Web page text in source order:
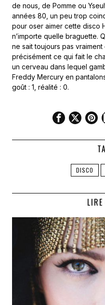
de nous, de Pomme ou
années 80, un peu trop
pour oser aimer cette disco
n’importe quelle braguette.
ne sait toujours pas vraiment
précisément ce qui fait le
un cerveau dans lequel
Freddy Mercury en
goût : 1, réalité : 0.
DISCO